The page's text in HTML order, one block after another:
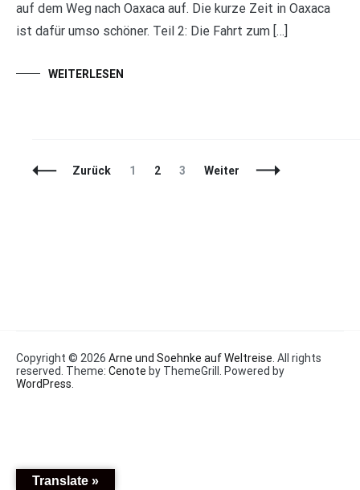
auf dem Weg nach Oaxaca auf. Die kurze Zeit in Oaxaca
ist dafür umso schöner. Teil 2: Die Fahrt zum […]
WEITERLESEN
Beitragsnavigation
Zurück Seite
1 Seite
2 Seite
3 Weiter
Copyright © 2026 Arne und Soehnke auf Weltreise . All rights
reserved. Theme: Cenote by ThemeGrill. Powered by
WordPress
Translate »